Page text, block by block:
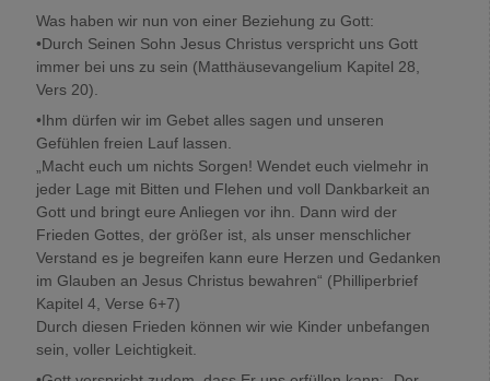
Was haben wir nun von einer Beziehung zu Gott:
•Durch Seinen Sohn Jesus Christus verspricht uns Gott
immer bei uns zu sein (Matthäusevangelium Kapitel 28,
Vers 20).
•Ihm dürfen wir im Gebet alles sagen und unseren
Gefühlen freien Lauf lassen.
„Macht euch um nichts Sorgen! Wendet euch vielmehr in
jeder Lage mit Bitten und Flehen und voll Dankbarkeit an
Gott und bringt eure Anliegen vor ihn. Dann wird der
Frieden Gottes, der größer ist, als unser menschlicher
Verstand es je begreifen kann eure Herzen und Gedanken
im Glauben an Jesus Christus bewahren“ (Philliperbrief
Kapitel 4, Verse 6+7)
Durch diesen Frieden können wir wie Kinder unbefangen
sein, voller Leichtigkeit.